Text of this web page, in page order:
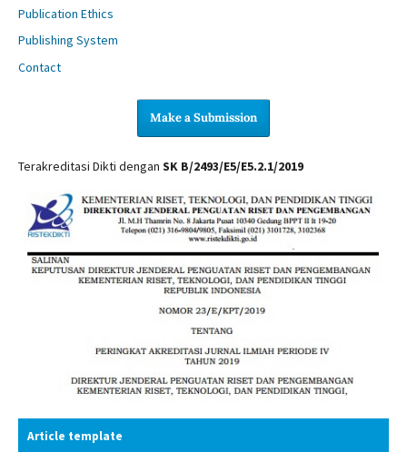
Publication Ethics
Publishing System
Contact
Make a Submission
Terakreditasi Dikti dengan SK B/2493/E5/E5.2.1/2019
Article template